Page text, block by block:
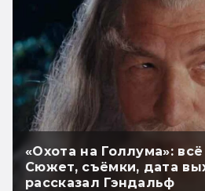
«Охота на Голлума»:
Сюжет, съёмки, дата
рассказал Гэндальф